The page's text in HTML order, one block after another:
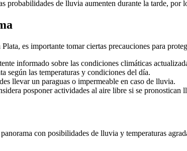
probabilidades de lluvia aumenten durante la tarde,
es importante tomar ciertas precauciones para
informado sobre las condiciones climáticas
según las temperaturas y condiciones del día.
llevar un paraguas o impermeable en caso de lluvia.
posponer actividades al aire libre si se pronostican
con posibilidades de lluvia y temperaturas